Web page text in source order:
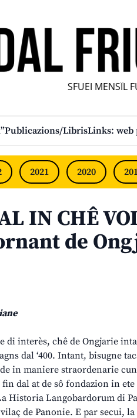
SFUEI MENSÎL
Publicazions/LibrisLinks:
2021 2020
IN CHÊ
de
di interès, chê de Ongjarie
dal ‘400. Intant, bisugne
in maniere straordenarie
dal at de sô fondazion in
Historia Langobardorum di
de Panonie. E par secui, la